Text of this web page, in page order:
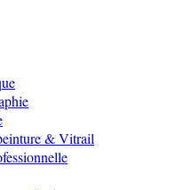
& Vitrail